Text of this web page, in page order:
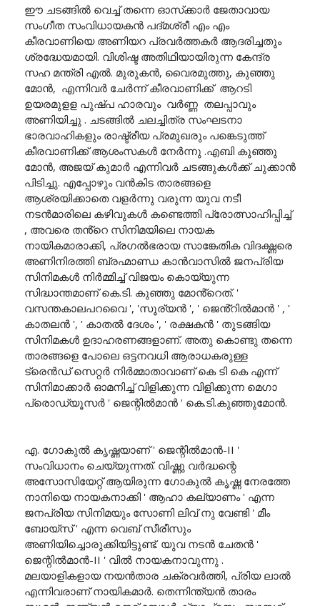
ഈ ചടങ്ങിൽ വെച്ച് തന്നെ ഓസ്‌ക്കാർ ജേതാവായ
സംഗീത സംവിധായകൻ പദ്മശ്രീ എം എം
കീരവാണിയെ അണിയറ പ്രവർത്തകർ ആദരിച്ചതും
ശ്രദ്ധേയമായി. വിശിഷ്ട അതിഥിയായിരുന്ന കേന്ദ്ര
സഹ മന്ത്രി എൽ. മുരുകൻ, വൈരമുത്തു, കുഞ്ഞു
മോൻ, എന്നിവർ ചേർന്ന് കീരവാണിക്ക് ആറടി
ഉയരമുളള പുഷ്പ ഹാരവും വർണ്ണ തലപ്പാവും
അണിയിച്ചു . ചടങ്ങിൽ ചലച്ചിത്ര സംഘടനാ
ഭാരവാഹികളും രാഷ്ട്രീയ പ്രമുഖരും പങ്കെടുത്ത്
കീരവാണിക്ക് ആശംസകൾ നേർന്നു .എബി കുഞ്ഞു
മോൻ, അജയ് കുമാർ എന്നിവർ ചടങ്ങുകൾക്ക് ചുക്കാൻ
പിടിച്ചു. എപ്പോഴും വൻകിട താരങ്ങളെ
ആശ്രയിക്കാതെ വളർന്നു വരുന്ന യുവ നടീ
നടൻമാരിലെ കഴിവുകൾ കണ്ടെത്തി പ്രോത്സാഹിപ്പിച്ച്
, അവരെ തൻ്റെ സിനിമയിലെ നായക
നായികമാരാക്കി, പ്രഗൽഭരായ സാങ്കേതിക വിദഗ്ദ്ധരെ
അണിനിരത്തി ബ്രഹ്മാണ്ഡ കാൻവാസിൽ ജനപ്രിയ
സിനിമകൾ നിർമ്മിച്ച് വിജയം കൊയ്യുന്ന
സിദ്ധാന്തമാണ് കെ.ടി. കുഞ്ഞു മോൻ്റെത്. '
വസന്തകാലപറവൈ ', 'സൂര്യൻ ', ' ജെൻ്റിൽമാൻ ' , '
കാതലൻ ', ' കാതൽ ദേശം ', ' രക്ഷകൻ ' തുടങ്ങിയ
സിനിമകൾ ഉദാഹരണങ്ങളാണ്. അതു കൊണ്ടു തന്നെ
താരങ്ങളെ പോലെ ഒട്ടനവധി ആരാധകരുള്ള
ട്രെൻഡ് സെറ്റർ നിർമ്മാതാവാണ് കെ ടി കെ എന്ന്
സിനിമാക്കാർ ഓമനിച്ച് വിളിക്കുന്ന വിളിക്കുന്ന മെഗാ
പ്രൊഡ്യൂസർ ' ജെന്റിൽമാൻ ' കെ.ടി.കുഞ്ഞുമോൻ.
എ. ഗോകുൽ കൃഷ്ണയാണ് ' ജെന്റിൽമാൻ-II '
സംവിധാനം ചെയ്യുന്നത്. വിഷ്ണു വർദ്ധന്റെ
അസോസിയേറ്റ് ആയിരുന്ന ഗോകുൽ കൃഷ്ണ നേരത്തേ
നാനിയെ നായകനാക്കി ' ആഹാ കല്യാണം ' എന്ന
ജനപ്രിയ സിനിമയും സോണി ലിവ് നു വേണ്ടി ' മീം
ബോയ്സ് ' എന്ന വെബ് സീരീസും
അണിയിച്ചൊരുക്കിയിട്ടുണ്ട്. യുവ നടൻ ചേതൻ '
ജെന്റിൽമാൻ-II ' വിൽ നായകനാവുന്നു .
മലയാളികളായ നയൻതാര ചക്രവർത്തി, പ്രിയ ലാൽ
എന്നിവരാണ് നായികമാർ. തെന്നിന്ത്യൻ താരം